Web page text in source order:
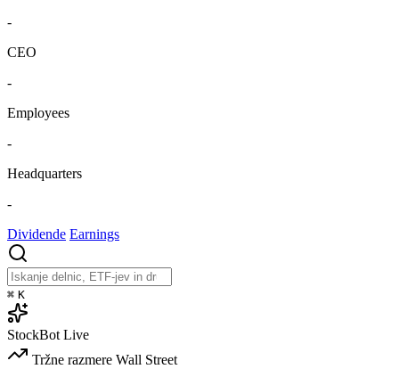
-
CEO
-
Employees
-
Headquarters
-
Dividende Earnings
⌘ K
StockBot Live
Tržne razmere Wall Street